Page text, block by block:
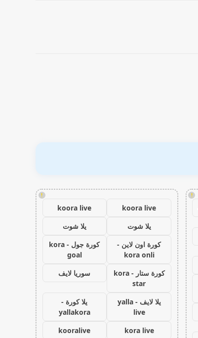
!
!
koora live
koora live
يلا شوت
يلا شوت
كورة اون لاين -
kora onli
كورة جول - kora
goal
كورة ستار - kora
star
سوريا لايف
يلا لايف - yalla
live
يلا كورة -
yallakora
kora live
kooralive